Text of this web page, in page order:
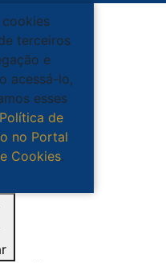
terceiros
e
acessá-lo,
esses
Política de
no Portal
Cookies.